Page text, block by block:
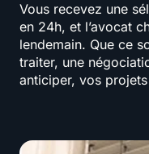
Vous recevez une
en 24h, et l’avocat
lendemain. Que ce
traiter, une
anticiper, vos